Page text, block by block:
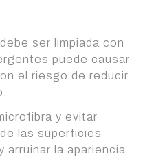
ser limpiada con
puede causar
el riesgo de reducir
y evitar
las superficies
la apariencia